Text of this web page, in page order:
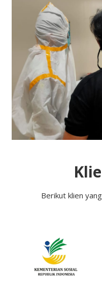
Berikut klien